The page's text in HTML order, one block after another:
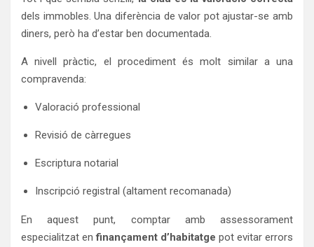
dels immobles. Una diferència de valor pot ajustar-se amb
diners, però ha d’estar ben documentada.
A nivell pràctic, el procediment és molt similar a una
compravenda:
Valoració professional
Revisió de càrregues
Escriptura notarial
Inscripció registral (altament recomanada)
En aquest punt, comptar amb assessorament
especialitzat enfinançament d’habitatge pot evitar errors